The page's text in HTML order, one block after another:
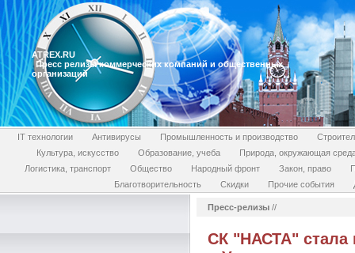
ATREX.RU
Пресс релизы коммерческих компаний и общественных
организаций
IT технологии Антивирусы Промышленность и производство
Культура, искусство
Образование, учеба
Природа, окружающая
Логистика, транспорт
Общество Народный фронт Закон, право
Благотворительность
Скидки Прочие события
Пресс-релизы //
СК "НАСТА" стала